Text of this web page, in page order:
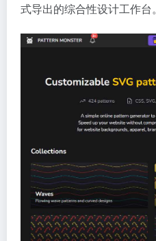
式导出的综合性设计工作台。